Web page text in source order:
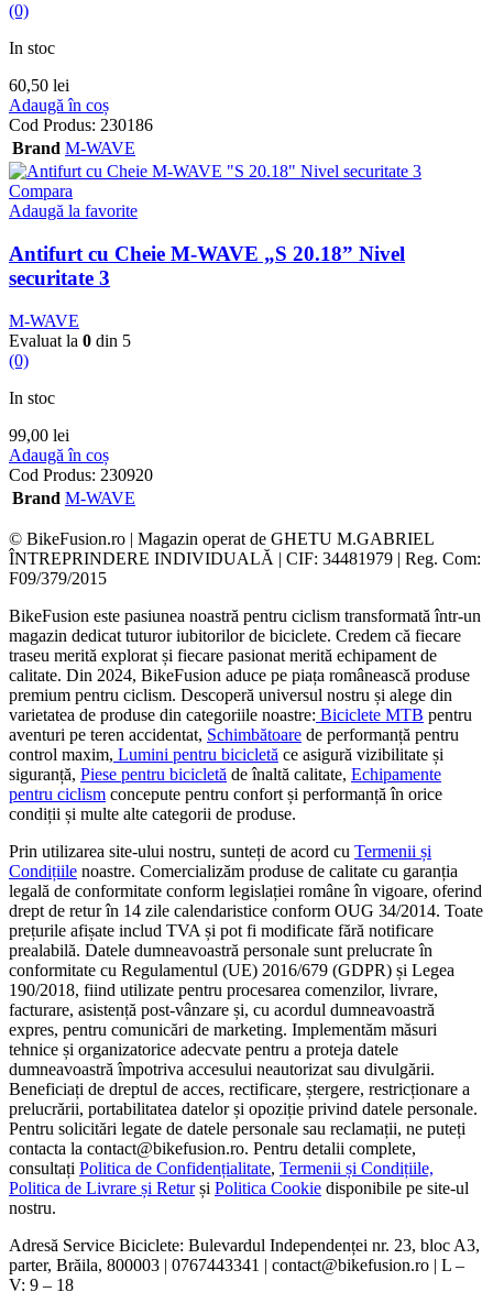
(0)
In stoc
60,50 lei
Adaugă în coș
Cod Produs: 230186
Brand M-WAVE
Compara
Adaugă la favorite
Antifurt cu Cheie M-WAVE „S 20.18” Nivel
securitate 3
M-WAVE
Evaluat la 0 din 5
(0)
In stoc
99,00 lei
Adaugă în coș
Cod Produs: 230920
Brand M-WAVE
© BikeFusion.ro | Magazin operat de GHETU M.GABRIEL
ÎNTREPRINDERE INDIVIDUALĂ | CIF: 34481979 | Reg. Com:
F09/379/2015
BikeFusion este pasiunea noastră pentru ciclism transformată într-un
magazin dedicat tuturor iubitorilor de biciclete. Credem că fiecare
traseu merită explorat și fiecare pasionat merită echipament de
calitate. Din 2024, BikeFusion aduce pe piața românească produse
premium pentru ciclism. Descoperă universul nostru și alege din
varietatea de produse din categoriile noastre: Biciclete MTB pentru
aventuri pe teren accidentat, Schimbătoare de performanță pentru
control maxim, Lumini pentru bicicletă ce asigură vizibilitate și
siguranță, Piese pentru bicicletă de înaltă calitate, Echipamente
pentru ciclism concepute pentru confort și performanță în orice
condiții și multe alte categorii de produse.
Prin utilizarea site-ului nostru, sunteți de acord cu Termenii și
Condițiile noastre. Comercializăm produse de calitate cu garanția
legală de conformitate conform legislației române în vigoare, oferind
drept de retur în 14 zile calendaristice conform OUG 34/2014. Toate
prețurile afișate includ TVA și pot fi modificate fără notificare
prealabilă. Datele dumneavoastră personale sunt prelucrate în
conformitate cu Regulamentul (UE) 2016/679 (GDPR) și Legea
190/2018, fiind utilizate pentru procesarea comenzilor, livrare,
facturare, asistență post-vânzare și, cu acordul dumneavoastră
expres, pentru comunicări de marketing. Implementăm măsuri
tehnice și organizatorice adecvate pentru a proteja datele
dumneavoastră împotriva accesului neautorizat sau divulgării.
Beneficiați de dreptul de acces, rectificare, ștergere, restricționare a
prelucrării, portabilitatea datelor și opoziție privind datele personale.
Pentru solicitări legate de datele personale sau reclamații, ne puteți
contacta la contact@bikefusion.ro. Pentru detalii complete,
consultați Politica de Confidențialitate, Termenii și Condițiile,
Politica de Livrare și Returși Politica Cookie disponibile pe site-ul
nostru.
Adresă Service Biciclete: Bulevardul Independenței nr. 23, bloc A3,
parter, Brăila, 800003 | 0767443341 | contact@bikefusion.ro | L –
V: 9 – 18